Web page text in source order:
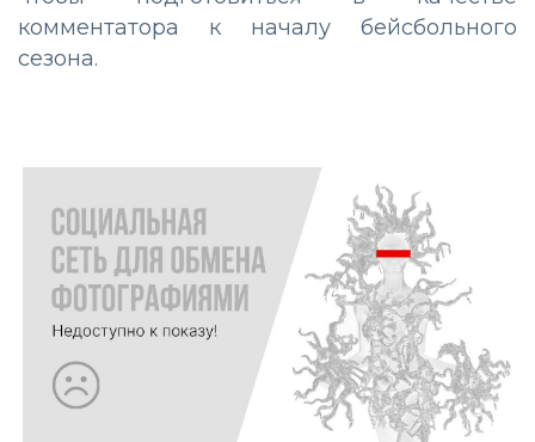
комментатора к началу бейсбольного
сезона.